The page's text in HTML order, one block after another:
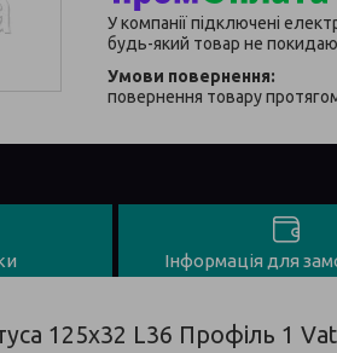
У компанії підключені
будь-який товар не
повернення товару
Інформація для
125х32 L36 Профіль 1